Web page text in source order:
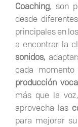
Coaching, son
desde
principales en
a encontrar la
sonidos,
cada momento
producción
más que la voz,
aprovecha las
para mejorar su